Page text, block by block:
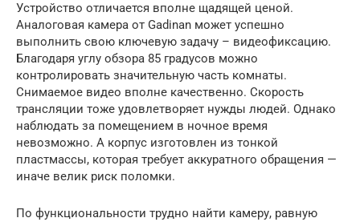
Устройство отличается вполне щадящей ценой.
Аналоговая камера от Gadinan может успешно
выполнить свою ключевую задачу – видеофиксацию.
Благодаря углу обзора 85 градусов можно
контролировать значительную часть комнаты.
Снимаемое видео вполне качественно. Скорость
трансляции тоже удовлетворяет нужды людей. Однако
наблюдать за помещением в ночное время
невозможно. А корпус изготовлен из тонкой
пластмассы, которая требует аккуратного обращения —
иначе велик риск поломки.
По функциональности трудно найти камеру, равную